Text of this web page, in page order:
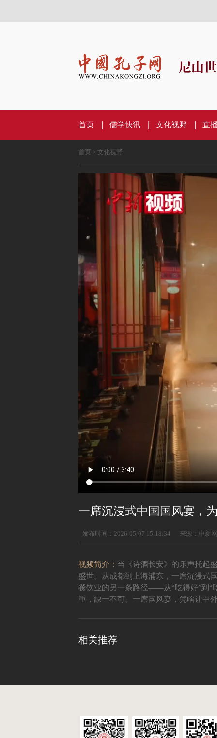
尼山
首页 儒学快讯 文化视野 直
首页 > 文化视野
一席沉浸式中国国风宴，
发布时间：2026-05-07 15:18:34 来源：中新网
视频简介： 当《诗酒长安》的乐声托起
盛世。从成都到上海浦东，一席沉浸式
餐饮业的另一条路径——从“吃得好”到“
重，缺一不可。一席国风宴，凭啥让中
相关推荐